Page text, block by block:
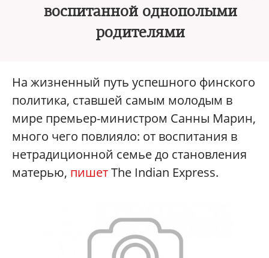
воспитанной однополыми
родителями
На жизненный путь успешного финского
политика, ставшей самым молодым в
мире премьер-министром Санны Марин,
много чего повлияло: от воспитания в
нетрадиционной семье до становления
матерью, пишетThe Indian Express.